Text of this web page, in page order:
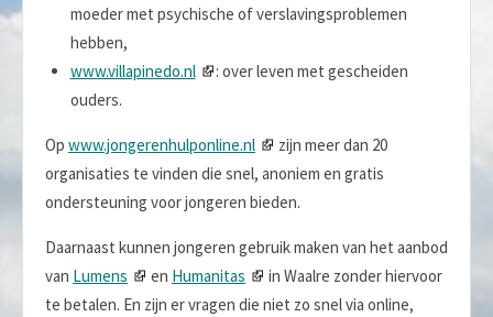
moeder met psychische of verslavingsproblemen
hebben,
www.villapinedo.nl
: over leven met gescheiden
ouders.
Op www.jongerenhulponline.nl
zijn meer dan 20
organisaties te vinden die snel, anoniem en gratis
ondersteuning voor jongeren bieden.
Daarnaast kunnen jongeren gebruik maken van het aanbod
van Lumens en Humanitas
in Waalre zonder hiervoor
te betalen. En zijn er vragen die niet zo snel via online,